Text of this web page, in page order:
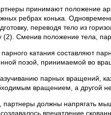
принимают положение
ребрах конька.
переводя тело из
(2). Сменив положение тела,
катания составляют
позой, принимаемой во
парных вращений,
вращением, а другой
должны напрягать
впечатление